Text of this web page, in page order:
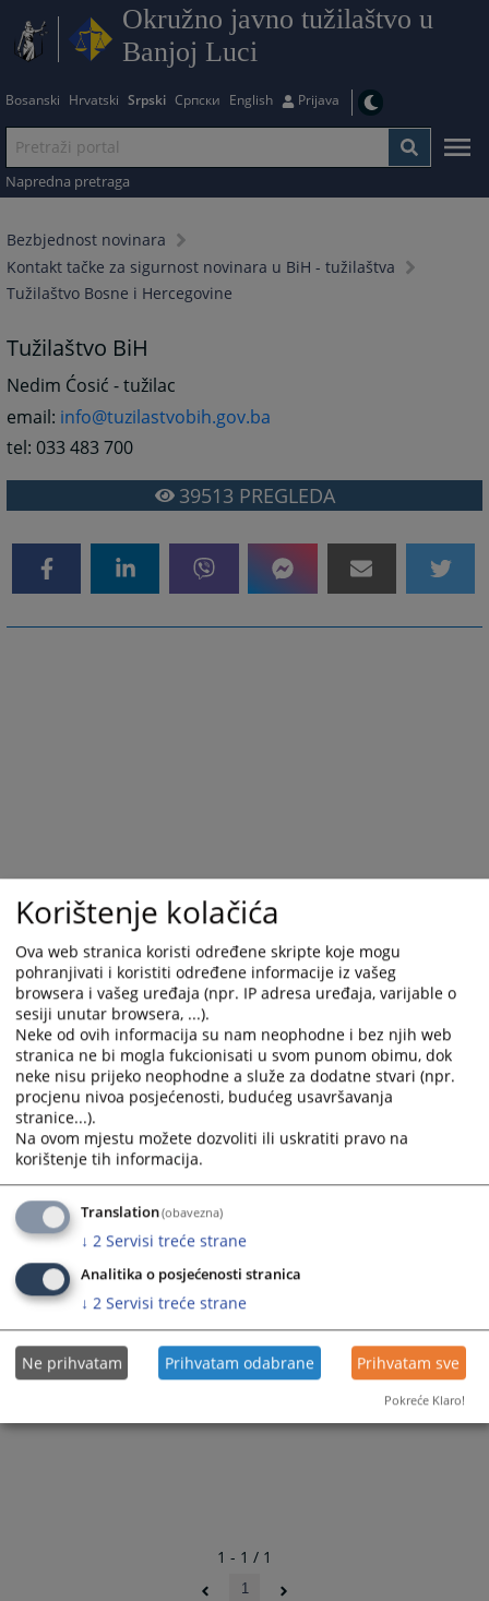
Okružno javno tužilaštvo u
Banjoj Luci
Bosanski Hrvatski Srpski Српски English Prijava
Napredna pretraga
Bezbjednost novinara
Kontakt tačke za sigurnost novinara u BiH - tužilaštva
Tužilaštvo Bosne i Hercegovine
Tužilaštvo BiH
Nedim Ćosić - tužilac
email: info@tuzilastvobih.gov.ba
tel: 033 483 700
39513 PREGLEDA
1 - 1 / 1
1
Korištenje kolačića
Ova web stranica koristi određene skripte koje mogu
pohranjivati i koristiti određene informacije iz vašeg
browsera i vašeg uređaja (npr. IP adresa uređaja, varijable o
sesiji unutar browsera, ...).
Neke od ovih informacija su nam neophodne i bez njih web
stranica ne bi mogla fukcionisati u svom punom obimu, dok
neke nisu prijeko neophodne a služe za dodatne stvari (npr.
procjenu nivoa posjećenosti, budućeg usavršavanja
stranice...).
Na ovom mjestu možete dozvoliti ili uskratiti pravo na
korištenje tih informacija.
Translation(obavezna)
↓ 2 Servisi treće strane
Analitika o posjećenosti stranica
↓ 2 Servisi treće strane
Ne prihvatam Prihvatam odabrane Prihvatam sve
Pokreće Klaro!